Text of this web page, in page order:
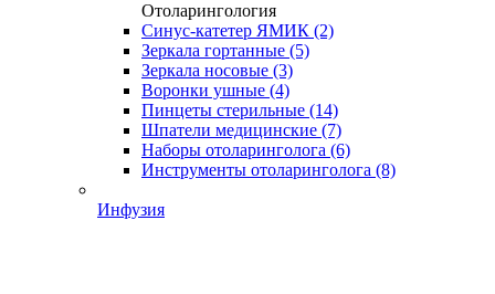
Отоларингология
Синус-катетер ЯМИК (2)
Зеркала гортанные (5)
Зеркала носовые (3)
Воронки ушные (4)
Пинцеты стерильные (14)
Шпатели медицинские (7)
Наборы отоларинголога (6)
Инструменты отоларинголога (8)
Инфузия